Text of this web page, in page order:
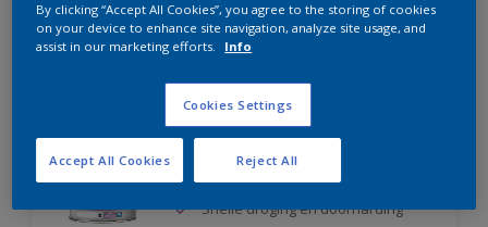
Rubbol BL Rezisto Satin
Extreem kras- en slijtvast
Huidvetresistente zijdeglanslak
Snelle droging en doorharding
By clicking “Accept All Cookies”, you agree to the storing of cookies
on your device to enhance site navigation, analyze site usage, and
assist in our marketing efforts.
Info
Cookies Settings
Reject All
Accept All Cookies